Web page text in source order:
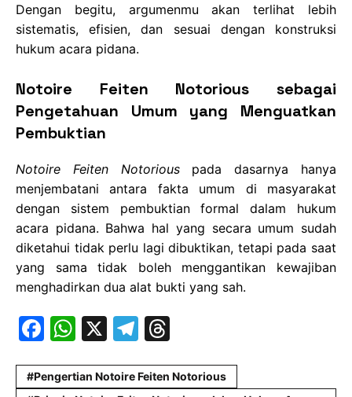
Dengan begitu, argumenmu akan terlihat lebih
sistematis, efisien, dan sesuai dengan konstruksi
hukum acara pidana.
Notoire Feiten Notorious sebagai
Pengetahuan Umum yang Menguatkan
Pembuktian
Notoire Feiten Notoriouspada dasarnya hanya
menjembatani antara fakta umum di masyarakat
dengan sistem pembuktian formal dalam hukum
acara pidana. Bahwa hal yang secara umum sudah
diketahui tidak perlu lagi dibuktikan, tetapi pada saat
yang sama tidak boleh menggantikan kewajiban
menghadirkan dua alat bukti yang sah.
F
c
W
at
X
T
e
e
Pengertian Notoire Feiten Notorious